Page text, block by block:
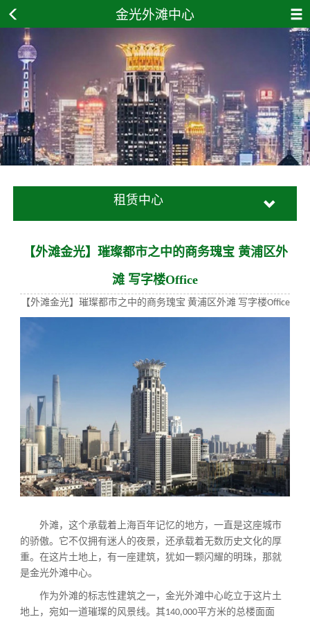
金光外滩中心
租赁中心
【外滩金光】璀璨都市之中的商务瑰宝 黄浦区外
滩 写字楼Office
【外滩金光】璀璨都市之中的商务瑰宝 黄浦区外滩 写字楼Office
外滩，这个承载着上海百年记忆的地方，一直是这座城市
的骄傲。它不仅拥有迷人的夜景，还承载着无数历史文化的厚
重。在这片土地上，有一座建筑，犹如一颗闪耀的明珠，那就
是金光外滩中心。
作为外滩的标志性建筑之一，金光外滩中心屹立于这片土
地上，宛如一道璀璨的风景线。其140,000平方米的总楼面面